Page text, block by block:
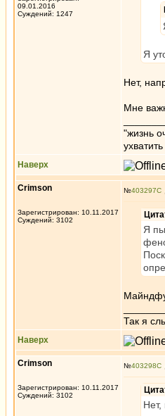
09.01.2016
Суждений: 1247
Я
Нет,
Мне
"жизнь
Наверх
Crimson
Зарегистрирован: 10.11.2017
Суждений: 3102
№403297
Я
Так я
Наверх
Crimson
Зарегистрирован: 10.11.2017
Суждений: 3102
№403298
Нет,